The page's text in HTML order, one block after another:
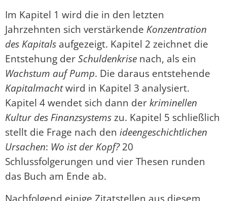
Im Kapitel 1 wird die in den letzten
Jahrzehnten sich verstärkende Konzentration
des Kapitals aufgezeigt. Kapitel 2 zeichnet die
Entstehung derSchuldenkrise nach, als ein
Wachstum auf Pump. Die daraus entstehende
Kapitalmachtwird in Kapitel 3 analysiert.
Kapitel 4 wendet sich dann derkriminellen
Kultur des Finanzsystemszu. Kapitel 5 schließlich
stellt die Frage nach den ideengeschichtlichen
Ursachen: Wo ist der Kopf?20
Schlussfolgerungen und vier Thesen runden
das Buch am Ende ab.
Nachfolgend einige Zitatstellen aus diesem